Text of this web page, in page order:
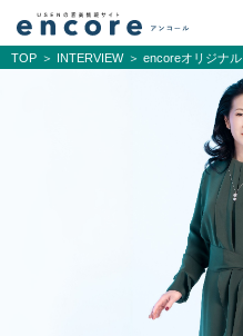
TOP INTERVIEW encoreオリジナル